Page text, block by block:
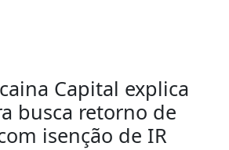
Capital explica
busca retorno de
isenção de IR